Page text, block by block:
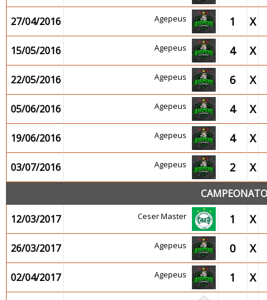
27/04/2016 Agepeus 1 X
15/05/2016 Agepeus 4 X
22/05/2016 Agepeus 6 X
05/06/2016 Agepeus 4 X
19/06/2016 Agepeus 4 X
03/07/2016 Agepeus 2 X
12/03/2017
Ceser Master 1 X
26/03/2017 Agepeus 0 X
02/04/2017 Agepeus 1 X